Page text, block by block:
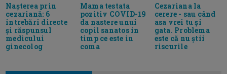
Nașterea prin
cezariană: 6
intrebări directe
și răspunsul
medicului
ginecolog
Mama testata
pozitiv COVID-19
da nastere unui
copil sanatos in
timp ce este in
coma
Cezariana la
cerere - sau când
asa vrei tu și
gata. Problema
este că nu știi
riscurile